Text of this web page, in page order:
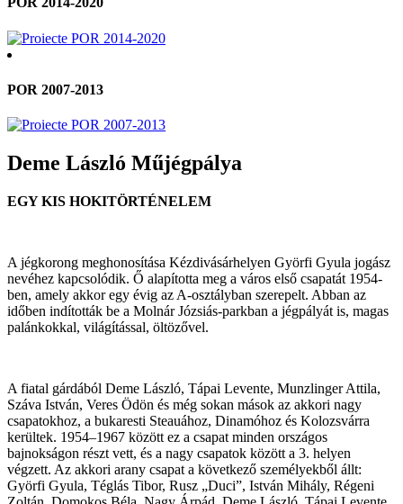
POR 2007-2013
Deme László Műjégpálya
EGY KIS HOKITÖRTÉNELEM
A jégkorong meghonosítása Kézdivásárhelyen Györfi Gyula jogász
nevéhez kapcsolódik. Ő alapította meg a város első csapatát 1954-
ben, amely akkor egy évig az A-osztályban szerepelt. Abban az
időben indították be a Molnár Józsiás-parkban a jégpályát is, magas
palánkokkal, világítással, öltözővel.
A fiatal gárdából Deme László, Tápai Levente, Munzlinger Attila,
Száva István, Veres Ödön és még sokan mások az akkori nagy
csapatokhoz, a bukaresti Steauához, Dinamóhoz és Kolozsvárra
kerültek. 1954–1967 között ez a csapat minden országos
bajnokságon részt vett, és a nagy csapatok között a 3. helyen
végzett. Az akkori arany csapat a következő személyekből állt:
Györfi Gyula, Téglás Tibor, Rusz „Duci”, István Mihály, Régeni